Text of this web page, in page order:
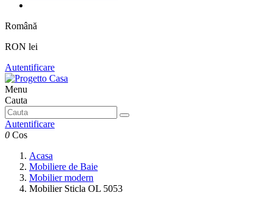
Română
RON lei
Autentificare
Menu
Cauta
Autentificare
0 Cos
Acasa
Mobiliere de Baie
Mobilier modern
Mobilier Sticla OL 5053